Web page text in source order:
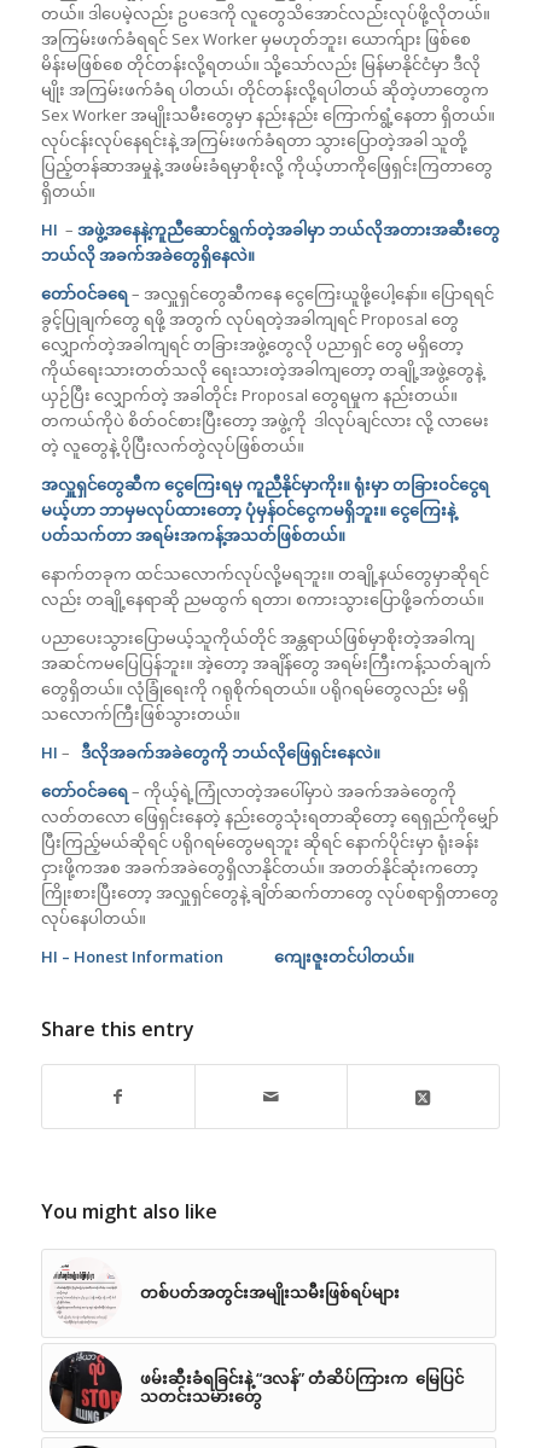
တယ်။ ဒါပေမဲ့လည်း ဥပဒေကို လူတွေသိအောင်လည်းလုပ်ဖို့လိုတယ်။
အကြမ်းဖက်ခံရရင် Sex Worker မှမဟုတ်ဘူး၊ ယောက်ျား ဖြစ်စေ
မိန်းမဖြစ်စေ တိုင်တန်းလို့ရတယ်။ သို့သော်လည်း မြန်မာနိုင်ငံမှာ ဒီလို
မျိုး အကြမ်းဖက်ခံရ ပါတယ်၊ တိုင်တန်းလို့ရပါတယ် ဆိုတဲ့ဟာတွေက
Sex Worker အမျိုးသမီးတွေမှာ နည်းနည်း ကြောက်ရွံ့နေတာ ရှိတယ်။
လုပ်ငန်းလုပ်နေရင်းနဲ့ အကြမ်းဖက်ခံရတာ သွားပြောတဲ့အခါ သူတို့
ပြည့်တန်ဆာအမှုနဲ့ အဖမ်းခံရမှာစိုးလို့ ကိုယ့်ဟာကိုဖြေရှင်းကြတာတွေ
ရှိတယ်။
HI – အဖွဲ့အနေနဲ့ကူညီဆောင်ရွက်တဲ့အခါမှာ ဘယ်လိုအတားအဆီးတွေ
ဘယ်လို အခက်အခဲတွေရှိနေလဲ။
တော်ဝင်ခရေ– အလှူရှင်တွေဆီကနေ ငွေကြေးယူဖို့ပေါ့နော်။ ပြောရရင်
ခွင့်ပြုချက်တွေ ရဖို့ အတွက် လုပ်ရတဲ့အခါကျရင် Proposal တွေ
လျှောက်တဲ့အခါကျရင် တခြားအဖွဲ့တွေလို ပညာရှင် တွေ မရှိတော့
ကိုယ်ရေးသားတတ်သလို ရေးသားတဲ့အခါကျတော့ တချို့အဖွဲ့တွေနဲ့
ယှဉ်ပြီး လျှောက်တဲ့ အခါတိုင်း Proposal တွေရမှုက နည်းတယ်။
တကယ်ကိုပဲ စိတ်ဝင်စားပြီးတော့ အဖွဲ့ကို ဒါလုပ်ချင်လား လို့ လာမေး
တဲ့ လူတွေနဲ့ ပိုပြီးလက်တွဲလုပ်ဖြစ်တယ်။
အလှူရှင်တွေဆီက ငွေကြေးရမှ ကူညီနိုင်မှာကိုး။ ရုံးမှာ တခြားဝင်ငွေရ
မယ့်ဟာ ဘာမှမလုပ်ထားတော့ ပုံမှန်ဝင်ငွေကမရှိဘူး။ ငွေကြေးနဲ့
ပတ်သက်တာ အရမ်းအကန့်အသတ်ဖြစ်တယ်။
နောက်တခုက ထင်သလောက်လုပ်လို့မရဘူး။ တချို့နယ်တွေမှာဆိုရင်
လည်း တချို့နေရာဆို ညမထွက် ရတာ၊ စကားသွားပြောဖို့ခက်တယ်။
ပညာပေးသွားပြောမယ့်သူကိုယ်တိုင် အန္တရာယ်ဖြစ်မှာစိုးတဲ့အခါကျ
အဆင်ကမပြေပြန်ဘူး။ အဲ့တော့ အချိန်တွေ အရမ်းကြီးကန့်သတ်ချက်
တွေရှိတယ်။ လုံခြုံရေးကို ဂရုစိုက်ရတယ်။ ပရိုဂရမ်တွေလည်း မရှိ
သလောက်ကြီးဖြစ်သွားတယ်။
HI – ဒီလိုအခက်အခဲတွေကို ဘယ်လိုဖြေရှင်းနေလဲ။
တော်ဝင်ခရေ– ကိုယ့်ရဲ့ကြုံလာတဲ့အပေါ်မှာပဲ အခက်အခဲတွေကို
လတ်တလော ဖြေရှင်းနေတဲ့ နည်းတွေသုံးရတာဆိုတော့ ရေရှည်ကိုမျှော်
ပြီးကြည့်မယ်ဆိုရင် ပရိုဂရမ်တွေမရဘူး ဆိုရင် နောက်ပိုင်းမှာ ရုံးခန်း
ငှားဖို့ကအစ အခက်အခဲတွေရှိလာနိုင်တယ်။ အတတ်နိုင်ဆုံးကတော့
ကြိုးစားပြီးတော့ အလှူရှင်တွေနဲ့ ချိတ်ဆက်တာတွေ လုပ်စရာရှိတာတွေ
လုပ်နေပါတယ်။
HI – Honest Information ကျေးဇူးတင်ပါတယ်။
Share this entry
You might also like
တစ်ပတ်အတွင်းအမျိုးသမီးဖြစ်ရပ်များ
ဖမ်းဆီးခံရခြင်းနဲ့ “ဒလန်” တံဆိပ်ကြားက မြေပြင်
သတင်းသမားတွေ